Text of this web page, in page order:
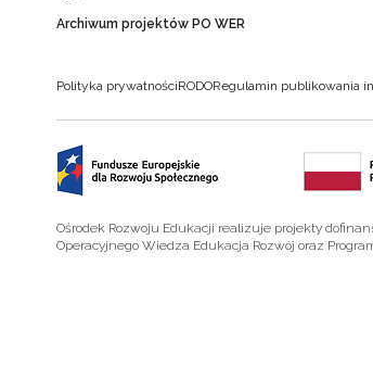
Archiwum projektów PO WER
Polityka prywatnościRODORegulamin publikowania
Ośrodek Rozwoju Edukacji realizuje projekty
Operacyjnego Wiedza Edukacja Rozwój oraz